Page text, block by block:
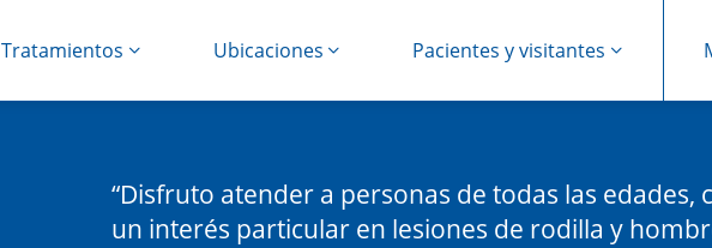
Tratamientos Ubicaciones Pacientes y visitantes
Disfruto atender a personas de todas las edades,
un interés particular en lesiones de rodilla y